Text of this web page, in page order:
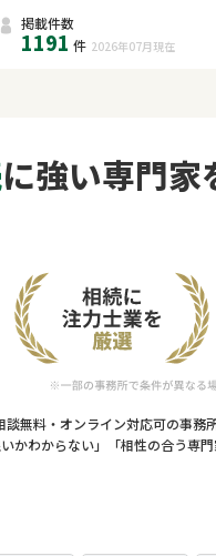
掲載件数
1191 件 2026年07月 現在
に強い専門
無料・オンライン対応可の事
かわからない」「相性の合う専